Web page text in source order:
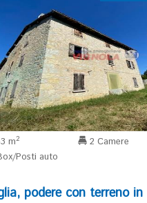
m2 2 Camere
Posti auto
podere con terreno